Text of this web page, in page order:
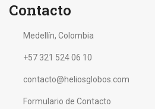
Contacto
Medellín, Colombia
+57 321 524 06 10
contacto@heliosglobos.com
Formulario de Contacto